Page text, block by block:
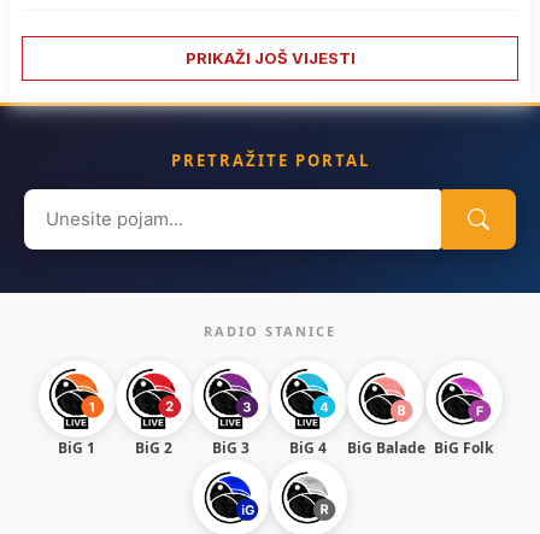
PRIKAŽI JOŠ VIJESTI
PRETRAŽITE PORTAL
Search
for:
RADIO STANICE
BiG 1 BiG 2 BiG 3 BiG 4 BiG Balade BiG Folk